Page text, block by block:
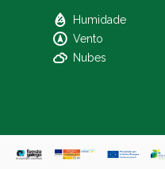
Humidade
Vento
Nubes